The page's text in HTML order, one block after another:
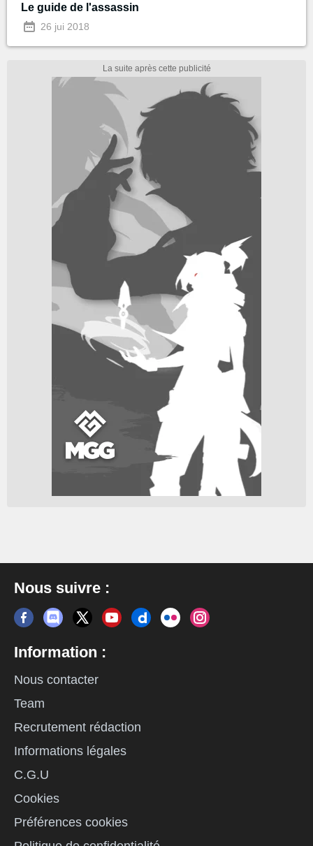
Le guide de l'assassin
26 jui 2018
Nous suivre :
Information :
Nous contacter
Team
Recrutement rédaction
Informations légales
C.G.U
Cookies
Préférences cookies